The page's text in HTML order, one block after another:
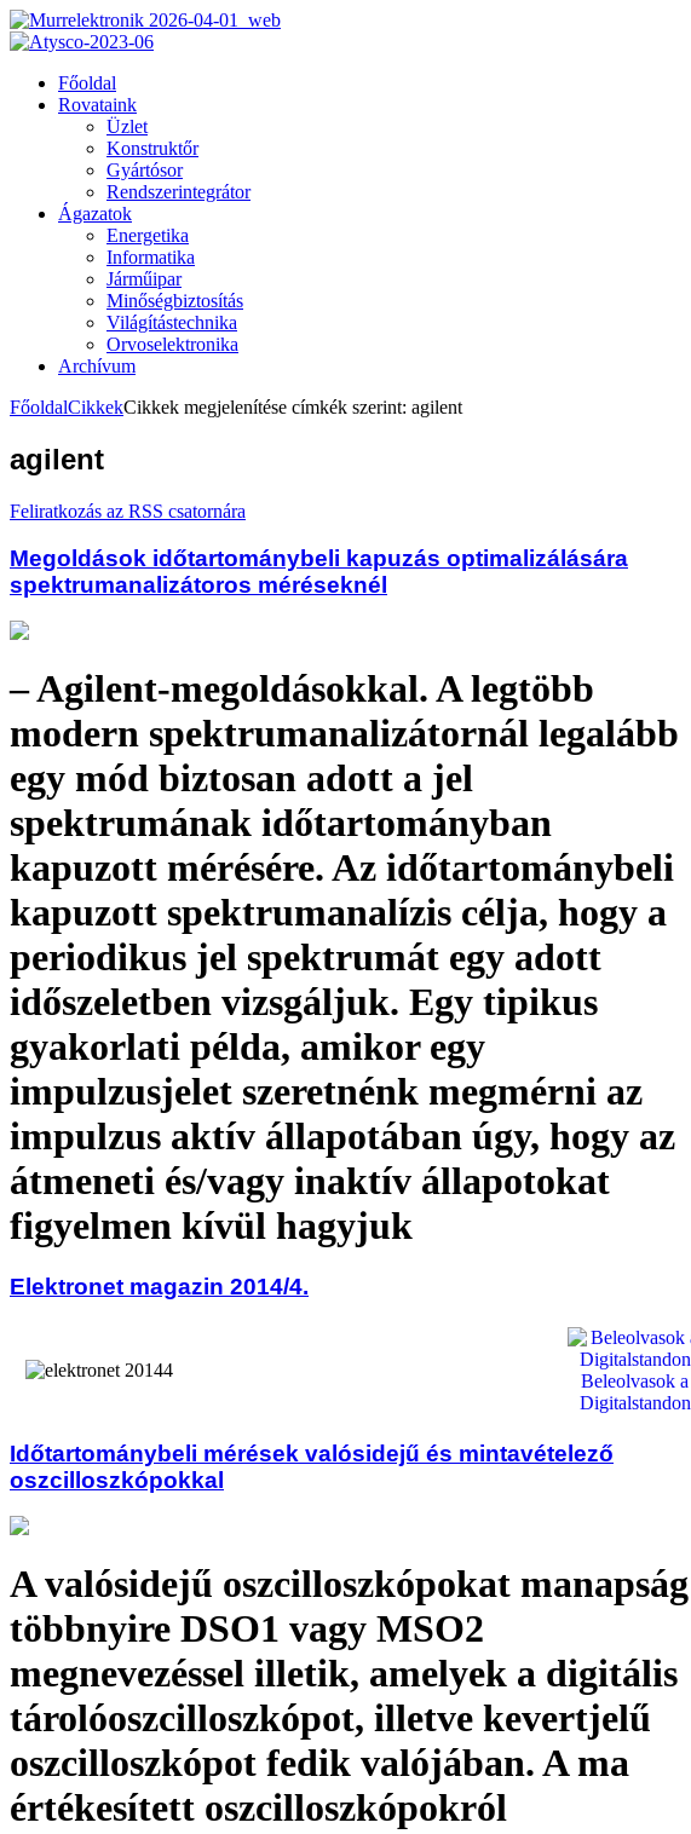
Főoldal
Rovataink
Üzlet
Konstruktőr
Gyártósor
Rendszerintegrátor
Ágazatok
Energetika
Informatika
Járműipar
Minőségbiztosítás
Világítástechnika
Orvoselektronika
Archívum
FőoldalCikkekCikkek megjelenítése címkék szerint: agilent
agilent
Feliratkozás az RSS csatornára
Megoldások időtartománybeli kapuzás optimalizálására
spektrumanalizátoros méréseknél
– Agilent-megoldásokkal. A legtöbb
modern spektrumanalizátornál legalább
egy mód biztosan adott a jel
spektrumának időtartományban
kapuzott mérésére. Az időtartománybeli
kapuzott spektrumanalízis célja, hogy a
periodikus jel spektrumát egy adott
időszeletben vizsgáljuk. Egy tipikus
gyakorlati példa, amikor egy
impulzusjelet szeretnénk megmérni az
impulzus aktív állapotában úgy, hogy az
átmeneti és/vagy inaktív állapotokat
figyelmen kívül hagyjuk
Elektronet magazin 2014/4.
Beleolvasok a
Digitalstandon
Időtartománybeli mérések valósidejű és mintavételező
oszcilloszkópokkal
A valósidejű oszcilloszkópokat manapság
többnyire DSO1 vagy MSO2
megnevezéssel illetik, amelyek a digitális
tárolóoszcilloszkópot, illetve kevertjelű
oszcilloszkópot fedik valójában. A ma
értékesített oszcilloszkópokról